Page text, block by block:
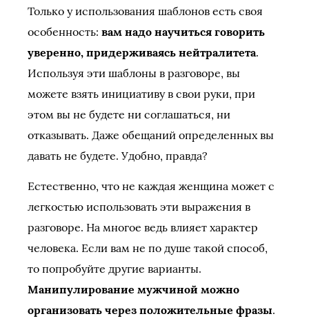
Только у использования шаблонов есть своя
особенность: вам надо научиться говорить
уверенно, придерживаясь нейтралитета.
Используя эти шаблоны в разговоре, вы
можете взять инициативу в свои руки, при
этом вы не будете ни соглашаться, ни
отказывать. Даже обещаний определенных вы
давать не будете. Удобно, правда?
Естественно, что не каждая женщина может с
легкостью использовать эти выражения в
разговоре. На многое ведь влияет характер
человека. Если вам не по душе такой способ,
то попробуйте другие варианты.
Манипулирование мужчиной можно
организовать через положительные фразы.